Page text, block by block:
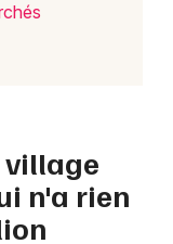
village
n'a rien